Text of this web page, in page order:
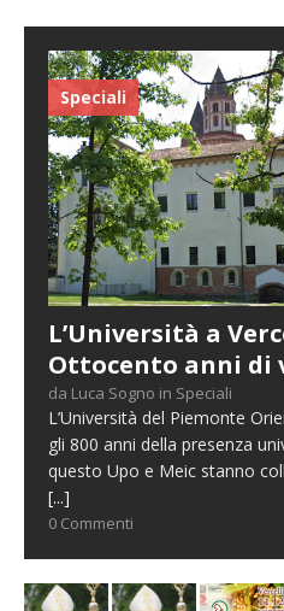
Speciali
L’Università a
Ottocento anni di
da Luca Sogno in Speciali
L’Università del Piemonte
gli 800 anni della presenza
questo Upo e Meic stanno
[...]
0 Commenti